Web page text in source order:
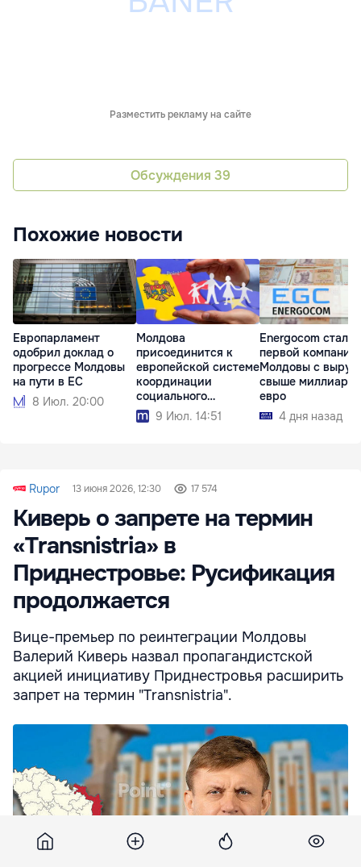
Разместить рекламу на сайте
Обсуждения 39
Похожие новости
Европарламент
одобрил доклад о
прогрессе Молдовы
на пути в ЕС
8 Июл. 20:00
Молдова
присоединится к
европейской системе
координации
социального
обеспечения
9 Июл. 14:51
Energocom стала
первой
Молдовы с
свыше миллиарда
евро
4 дня назад
Rupor 13 июня 2026, 12:30 17 574
Киверь о запрете на термин
«Transnistria» в
Приднестровье: Русификация
продолжается
Вице-премьер по реинтеграции Молдовы
Валерий Киверь назвал пропагандистской
акцией инициативу Приднестровья расширить
запрет на термин "Transnistria".